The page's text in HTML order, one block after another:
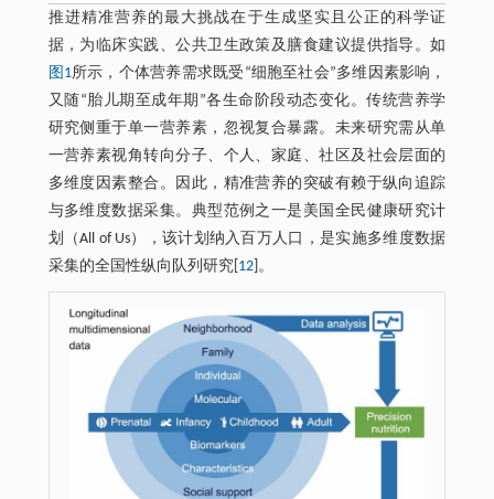
推进精准营养的最大挑战在于生成坚实且公正的科学证
据，为临床实践、公共卫生政策及膳食建议提供指导。如
图1所示，个体营养需求既受“细胞至社会”多维因素影响，
又随“胎儿期至成年期”各生命阶段动态变化。传统营养学
研究侧重于单一营养素，忽视复合暴露。未来研究需从单
一营养素视角转向分子、个人、家庭、社区及社会层面的
多维度因素整合。因此，精准营养的突破有赖于纵向追踪
与多维度数据采集。典型范例之一是美国全民健康研究计
划（All of Us），该计划纳入百万人口，是实施多维度数据
采集的全国性纵向队列研究[ 12]。